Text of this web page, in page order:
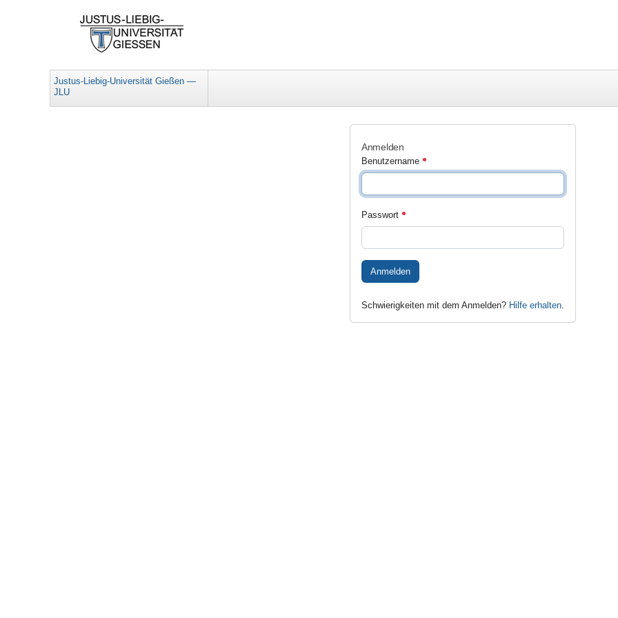
Justus-Liebig-Universität Gießen —
JLU
Anmelden
Benutzername
Passwort
Anmelden
Schwierigkeiten mit dem Anmelden? Hilfe erhalten.